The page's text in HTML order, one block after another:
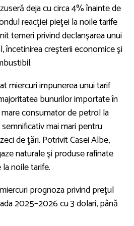
deja cu circa 4% înainte de
reacţiei pieţei la noile tarife
temeri privind declanşarea unui
încetinirea creşterii economice şi
miercuri impunerea unui tarif
bunurilor importate în
consumator de petrol la
mai mari pentru
de ţări. Potrivit Casei Albe,
naturale şi produse rafinate
noile tarife.
prognoza privind preţul
2025–2026 cu 3 dolari, până